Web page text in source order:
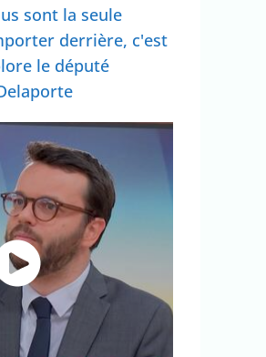
sont la seule
derrière, c'est
le député